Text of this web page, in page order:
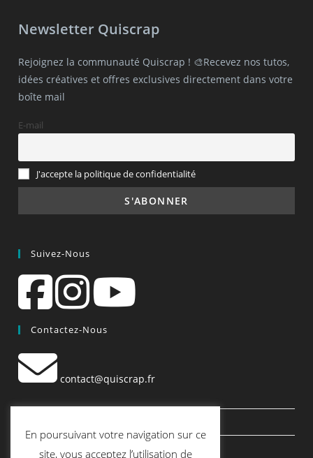
Newsletter Quiscrap
Rejoignez la communauté Quiscrap ! 🎨Recevez nos tutos,
idées créatives et offres exclusives directement dans votre
boîte mail
E-mail
J'accepte la politique de confidentialité
Suivez-Nous
Contactez-Nous
contact@quiscrap.fr
Le Blog
En poursuivant votre navigation sur ce
site, vous acceptez l’utilisation de